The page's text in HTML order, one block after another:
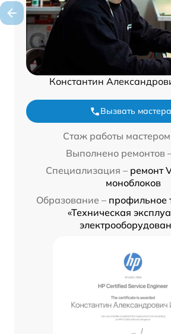
Константин
Вызвать мастера
Стаж работы
Выполнено ремонтов
Специализация – ремонт
моноблоков
Образование – профильное
«Техническая